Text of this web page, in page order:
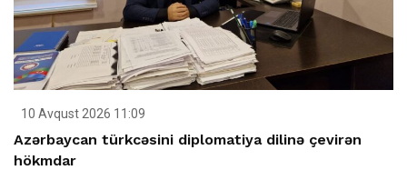
10 Avqust 2026 11:09
Azərbaycan türkcəsini diplomatiya dilinə çevirən
hökmdar